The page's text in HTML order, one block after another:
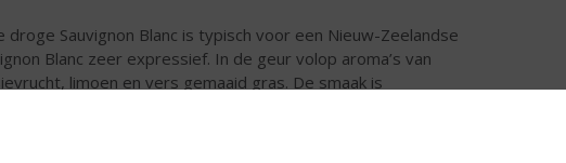
droge Sauvignon Blanc is typisch voor een Nieuw-Zeelandse
Blanc zeer expressief. In de geur volop aroma’s van
limoen en vers gemaaid gras. De smaak is